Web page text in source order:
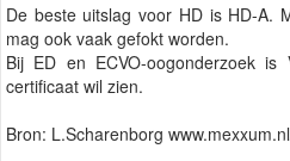
De beste uitslag voor HD is HD-A.
mag ook vaak gefokt worden.
Bij ED en ECVO-oogonderzoek
certificaat wil zien.
Bron: L.Scharenborg